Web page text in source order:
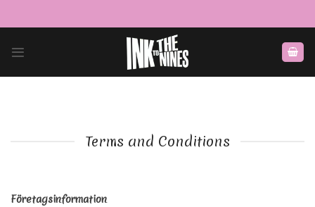
Terms and Conditions
Företagsinformation